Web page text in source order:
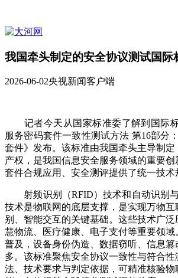
我国牵头制定的安全协议测试国际
2026-06-02央视新闻客户端
记者今天从国家标准委了解到国际标
服务密码套件一致性测试方法 第16部分
套件》发布。该标准由我国牵头主导制
产权，是我国信息安全服务领域的重要
套件合规应用、安全测评提供了统一技术
射频识别（RFID）技术和自动识别与
技术是物联网的底层支撑，是实现万物
别、智能交互的关键基础。这些技术广
慧物流、医疗健康、电子支付等重要领
普及，设备身份伪造、数据窃听、信息
多。该标准聚焦安全协议一致性与符合
法、技术要求与判定依据，可精准核验